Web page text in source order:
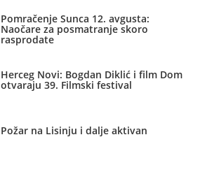
Pomračenje Sunca 12. avgusta:
Naočare za posmatranje skoro
rasprodate
Herceg Novi: Bogdan Diklić i film Dom
otvaraju 39. Filmski festival
Požar na Lisinju i dalje aktivan